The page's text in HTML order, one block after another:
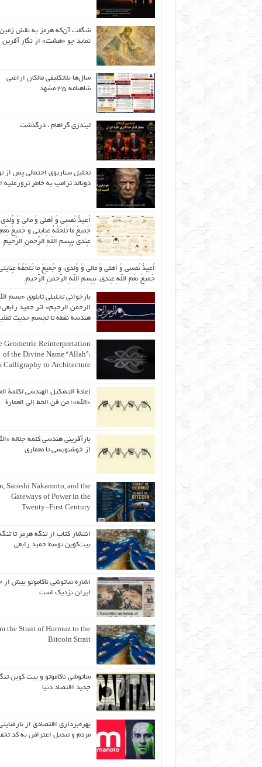
شگفت آن‌که هرمز به نقش زمین
نماید چو «هشت» از نگار آفرین
سال‌ها بلاتکلیفی مالکان اراضی
شاهنامه ۳۵ مشهد
لیندزی گراهام ، درگذشت
تحلیل سناریوی احتمالی پس از
دونالد ترامپ به خاطر ترورعلیه
اُعیذُ نَفسی وَ أهلی وَ مالی وَ
جَمیعَ ما تَلحَقُهُ عِنایتی و جَمیعَ نِعَمِ
عِندی بِبِسمِ اللّهِ الرَّحمنِ الرَّحیمِ
اُعیذُ نَفسی وَ أهلی وَ مالی وَ وُلدی، و جَمیعَ ما تَلحَقُهُ
جَمیعَ نِعَمِ اللّهِ عِندی، بِبِسمِ اللّهِ الرَّحمنِ الرَّحیمِ.
بازخوانی تحلیلی تابلوی «بسم
الرحمن الرحیم» اثر حمید رابعی؛
هندسه نقطه تا تجسم حدیث
Geometric Reinterpretation
of the Divine Name “Allah”:
Calligraphy to Architecture
إعادة التشكيل الهندسي لكلمة
«الله»؛ من فن الخط إلى العمارة
بازآفرینی هندسی کلمه جلاله
از خوشنویسی تا معماری
Satoshi Nakamoto, and the
Gateways of Power in the
Twenty-First Century
انتشار کتاب از تنگه هرمز تا
بیت‌کوین توسط حمید رابعی
اشاره ساتوشی ناکاموتو بیش از
ایران نزدیک است
the Strait of Hormuz to the
Bitcoin Strait
ساتوشی ناکاموتو و بیت کوین
جدید اقتصاد دنیا
بهره‌برداری اقتصادی از
مردم و تبدیل اعتراض به کد